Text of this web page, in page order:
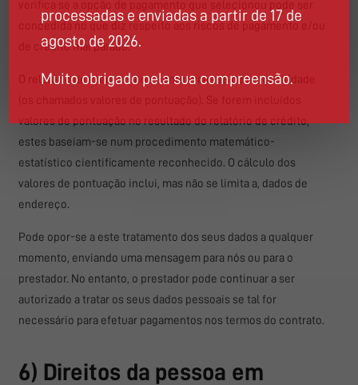
verifica se a opção de pagamento que selecionou pode ser
concedida no que diz respeito aos riscos de pagamento e/ou
de crédito mal parado.
O relatório de crédito pode conter valores de probabilidade
(os chamados valores de pontuação). Se forem incluídos
valores de pontuação no resultado do relatório de crédito,
estes baseiam-se num procedimento matemático-
estatístico cientificamente reconhecido. O cálculo dos
valores de pontuação inclui, mas não se limita a, dados de
endereço.
Pode opor-se a este tratamento dos seus dados a qualquer
momento, enviando uma mensagem para nós ou para o
prestador. No entanto, o prestador pode continuar a ser
autorizado a tratar os seus dados pessoais se tal for
necessário para efetuar pagamentos nos termos do contrato.
6) Direitos da pessoa em
processadas e enviadas a partir de 17 de
agosto de 2026.
Muito obrigado pela sua compreensão.